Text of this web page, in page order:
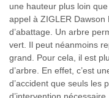
une hauteur plus loin
appel à ZIGLER
d’abattage. Un arbre
vert. Il peut néanmoins
grand. Pour cela, il est
d’arbre. En effet, c’est
d’accident que seuls les